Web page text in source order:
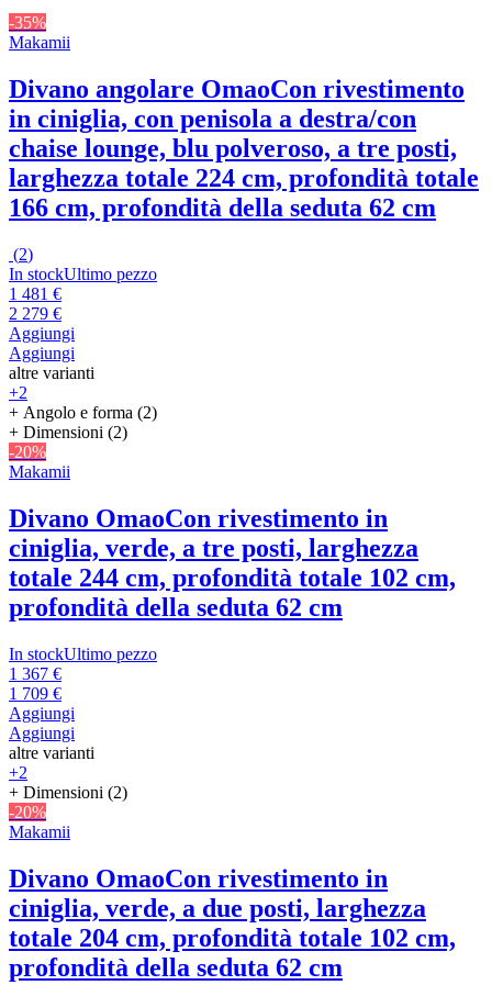
-35%
Makamii
Divano angolare OmaoCon rivestimento
in ciniglia, con penisola a destra/con
chaise lounge, blu polveroso, a tre posti,
larghezza totale 224 cm, profondità totale
166 cm, profondità della seduta 62 cm
(2)
In stockUltimo pezzo
1 481 €
2 279 €
Aggiungi
Aggiungi
altre varianti
+2
+ Angolo e forma (2)
+ Dimensioni (2)
-20%
Makamii
Divano OmaoCon rivestimento in
ciniglia, verde, a tre posti, larghezza
totale 244 cm, profondità totale 102 cm,
profondità della seduta 62 cm
In stockUltimo pezzo
1 367 €
1 709 €
Aggiungi
Aggiungi
altre varianti
+2
+ Dimensioni (2)
-20%
Makamii
Divano OmaoCon rivestimento in
ciniglia, verde, a due posti, larghezza
totale 204 cm, profondità totale 102 cm,
profondità della seduta 62 cm